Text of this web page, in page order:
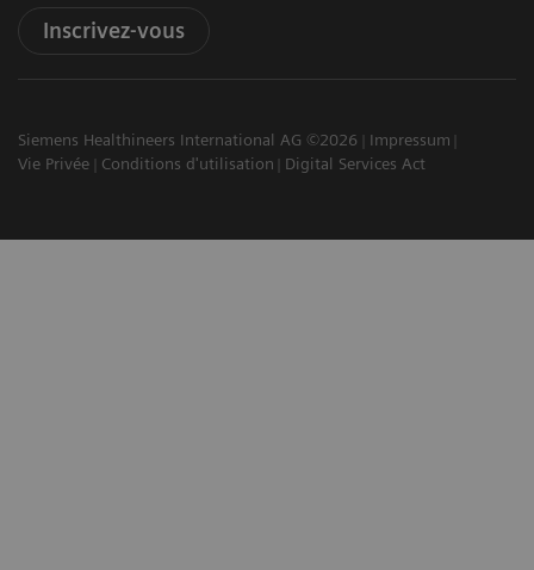
Inscrivez-vous
Siemens Healthineers International AG ©2026
Impressum
Vie Privée
Conditions d'utilisation Digital Services Act